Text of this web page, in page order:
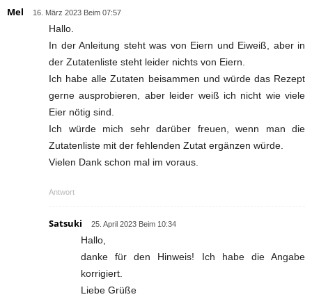
Mel 16. März 2023 Beim 07:57
Hallo.
In der Anleitung steht was von Eiern und Eiweiß, aber in
der Zutatenliste steht leider nichts von Eiern.
Ich habe alle Zutaten beisammen und würde das Rezept
gerne ausprobieren, aber leider weiß ich nicht wie viele
Eier nötig sind.
Ich würde mich sehr darüber freuen, wenn man die
Zutatenliste mit der fehlenden Zutat ergänzen würde.
Vielen Dank schon mal im voraus.
Antwort
Satsuki 25. April 2023 Beim 10:34
Hallo,
danke für den Hinweis! Ich habe die Angabe
korrigiert.
Liebe Grüße